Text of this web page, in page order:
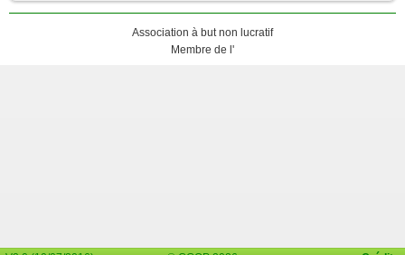
Association à but non lucratif
Membre de l'